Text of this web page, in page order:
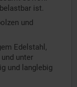
ist.
und
Edelstahl,
unter
und langlebig